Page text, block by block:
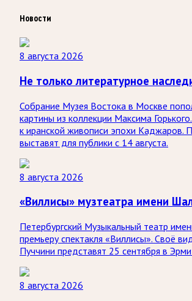
Новости
8 августа 2026
Не только литературное
Собрание Музея Востока в Москве
картины из коллекции Максима
к иранской живописи эпохи Каджаров.
выставят для публики с 14 августа.
8 августа 2026
«Виллисы» музтеатра имени
Петербургский Музыкальный театр
премьеру спектакля «Виллисы». Своё
Пуччини представят 25 сентября в
8 августа 2026